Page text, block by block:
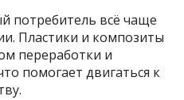
потребитель всё чаще
Пластики и композиты
переработки и
помогает двигаться к